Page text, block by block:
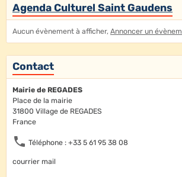
Agenda Culturel Saint Gaudens
Aucun évènement à afficher, Annoncer un
Contact
Mairie de REGADES
Place de la mairie
31800 Village de REGADES
France
Téléphone : +33 5 61 95 38 08
courrier mail